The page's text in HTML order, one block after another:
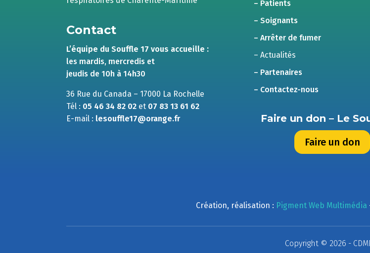
Contact
L’équipe du Souffle 17 vous accueille :
les mardis, mercredis et
jeudis de 10h à 14h30
36 Rue du Canada – 17000 La Rochelle
Tél : 05 46 34 82 02 et 07 83 13 61 62
E-mail : lesouffle17@orange.fr
– Patients
– Soignants
– Arrêter de fumer
– Actualités
– Partenaires
– Contactez-nous
Faire un don – Le
Faire un don
Création, réalisation : Pigment Web Multimédia
Copyright © 2026 -